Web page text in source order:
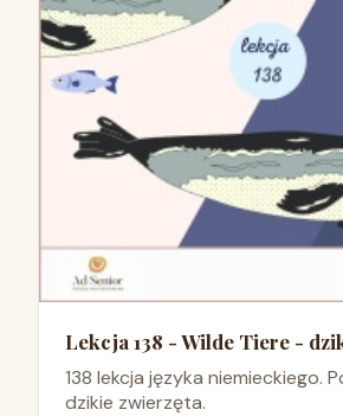
Lekcja 138 - Wilde Tiere -
138 lekcja języka niemieckiego.
dzikie zwierzęta.